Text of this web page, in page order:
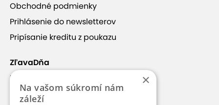
Obchodné podmienky
Prihlásenie do newsletterov
Pripísanie kreditu z poukazu
ZľavaDňa
Náš príbeh
Kontakt
×
Na vašom súkromí nám
záleží